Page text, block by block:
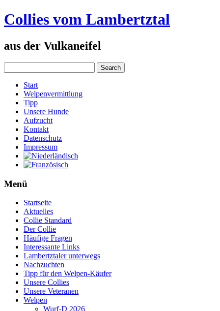
Collies vom Lambertztal
aus der Vulkaneifel
Start
Welpenvermittlung
Tipp
Unsere Hunde
Aufzucht
Kontakt
Datenschutz
Impressum
Menü
Startseite
Aktuelles
Collie Standard
Der Collie
Häufige Fragen
Interessante Links
Lambertztaler unterwegs
Nachzuchten
Tipp für den Welpen-Käufer
Unsere Collies
Unsere Veteranen
Welpen
Wurf-D 2026